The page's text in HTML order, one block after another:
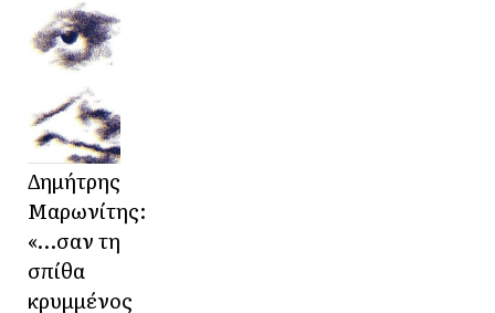
Δημήτρης
Μαρωνίτης:
«…σαν τη
σπίθα
κρυμμένος